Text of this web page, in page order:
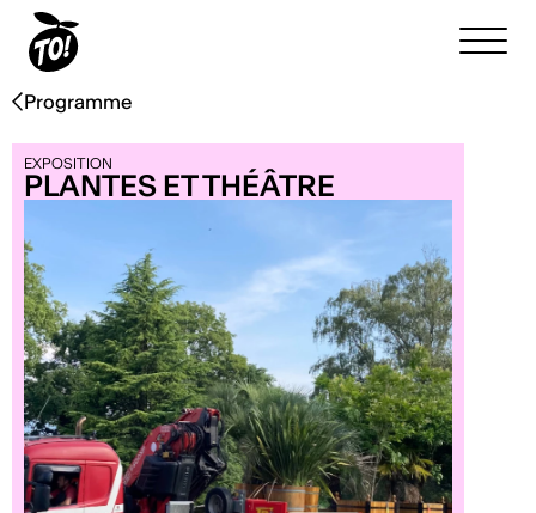
Programme
EXPOSITION
PLANTES ET THÉÂTRE